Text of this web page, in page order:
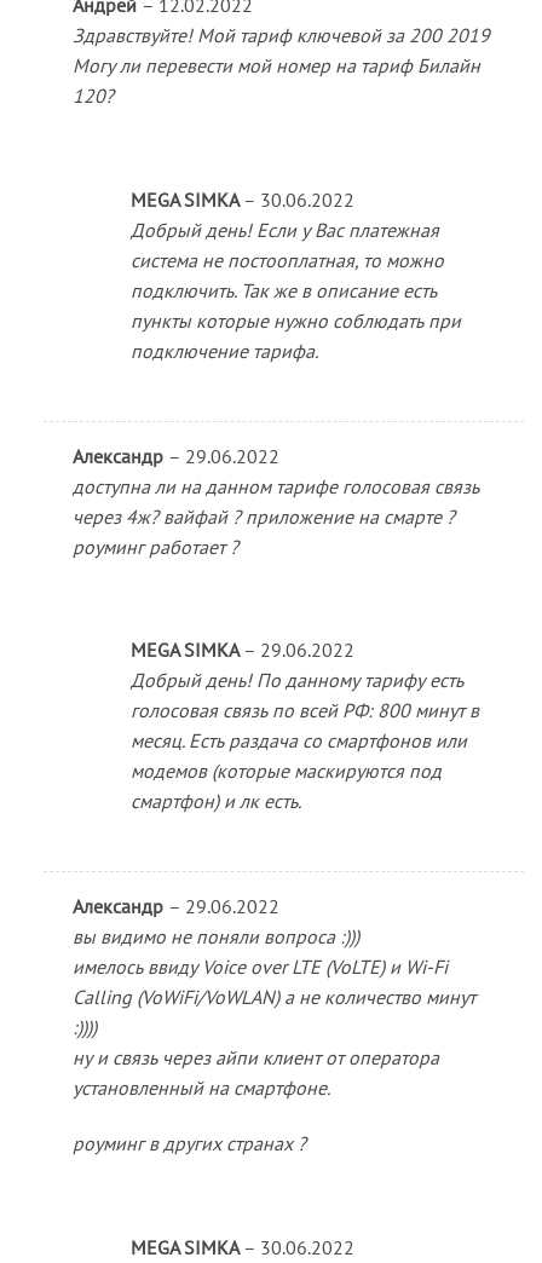
Здравствуйте! Мой тариф ключевой за 200 2019
Могу ли перевести мой номер на тариф Билайн
120?
MEGA SIMKA – 30.06.2022
Добрый день! Если у Вас платежная
система не постооплатная, то можно
подключить. Так же в описание есть
пункты которые нужно соблюдать при
подключение тарифа.
Александр – 29.06.2022
доступна ли на данном тарифе голосовая связь
через 4ж? вайфай ? приложение на смарте ?
роуминг работает ?
MEGA SIMKA – 29.06.2022
Добрый день! По данному тарифу есть
голосовая связь по всей РФ: 800 минут в
месяц. Есть раздача со смартфонов или
модемов (которые маскируются под
смартфон) и лк есть.
Александр – 29.06.2022
вы видимо не поняли вопроса :)))
имелось ввиду Voice over LTE (VoLTE) и Wi-Fi
Calling (VoWiFi/VoWLAN) а не количество минут
:))))
ну и связь через айпи клиент от оператора
установленный на смартфоне.
роуминг в других странах ?
MEGA SIMKA – 30.06.2022